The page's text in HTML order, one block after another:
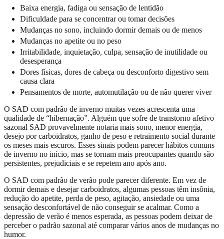
Baixa energia, fadiga ou sensação de lentidão
Dificuldade para se concentrar ou tomar decisões
Mudanças no sono, incluindo dormir demais ou de menos
Mudanças no apetite ou no peso
Irritabilidade, inquietação, culpa, sensação de inutilidade ou
desesperança
Dores físicas, dores de cabeça ou desconforto digestivo sem
causa clara
Pensamentos de morte, automutilação ou de não querer viver
O SAD com padrão de inverno muitas vezes acrescenta uma
qualidade de “hibernação”. Alguém que sofre de transtorno afetivo
sazonal SAD provavelmente notaria mais sono, menor energia,
desejo por carboidratos, ganho de peso e retraimento social durante
os meses mais escuros. Esses sinais podem parecer hábitos comuns
de inverno no início, mas se tornam mais preocupantes quando são
persistentes, prejudiciais e se repetem ano após ano.
O SAD com padrão de verão pode parecer diferente. Em vez de
dormir demais e desejar carboidratos, algumas pessoas têm insônia,
redução do apetite, perda de peso, agitação, ansiedade ou uma
sensação desconfortável de não conseguir se acalmar. Como a
depressão de verão é menos esperada, as pessoas podem deixar de
perceber o padrão sazonal até comparar vários anos de mudanças no
humor.